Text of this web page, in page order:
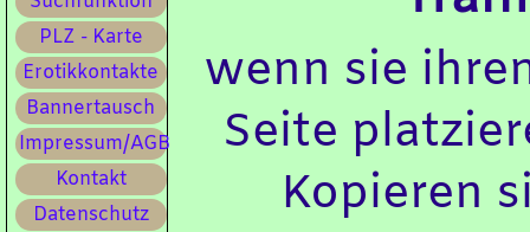
PLZ - Karte
Erotikkontakte
Bannertausch
Impressum/AGB
Kontakt
Datenschutz
wenn sie
Seite
Kopieren